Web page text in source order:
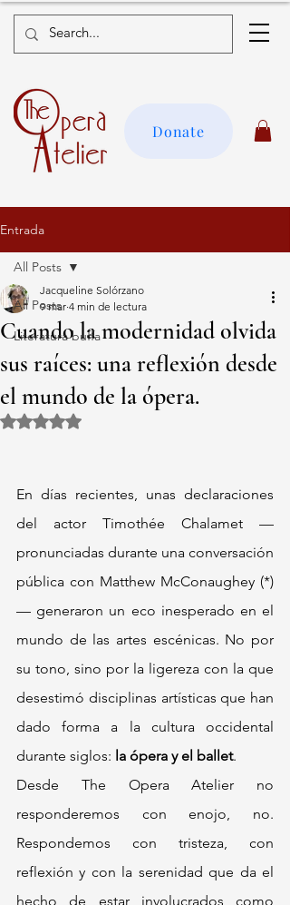
Donate
Entrada
All Posts
Literatura buffa
All Posts
Cuando la modernidad olvida
sus raíces: una reflexión desde
el mundo de la ópera.
Jacqueline Solórzano
9 mar 4 min de lectura
Obtuvo NaN de 5 estrellas.
En días recientes, unas declaraciones
del actor Timothée Chalamet —
pronunciadas durante una conversación
pública con Matthew McConaughey (*)
— generaron un eco inesperado en el
mundo de las artes escénicas. No por
su tono, sino por la ligereza con la que
desestimó disciplinas artísticas que han
dado forma a la cultura occidental
durante siglos: la ópera y el ballet.
Desde The Opera Atelier no
responderemos con enojo, no.
Respondemos con tristeza, con
reflexión y con la serenidad que da el
hecho de estar involucrados como